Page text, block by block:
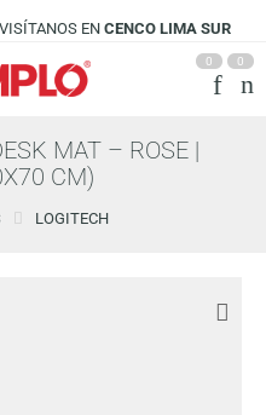
CENCO LIMA SUR
0 0
MAT – ROSE |
CM)
LOGITECH